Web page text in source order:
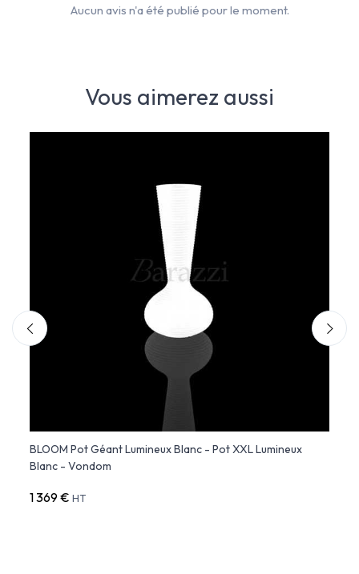
Vous aimerez aussi
BLOOM Pot Géant Lumineux Blanc - Pot XXL Lumineux
Blanc - Vondom
1 369 € HT
Aucun avis n'a été publié pour le moment.